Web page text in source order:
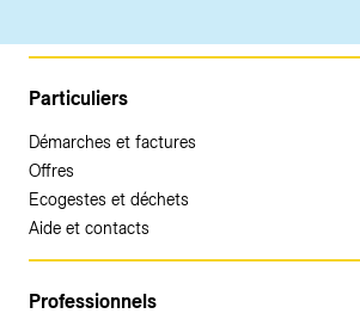
Particuliers
Démarches et factures
Offres
Ecogestes et déchets
Aide et contacts
Professionnels